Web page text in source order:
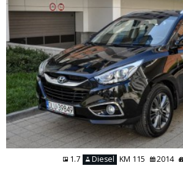
1.7 Diesel KM 115 2014